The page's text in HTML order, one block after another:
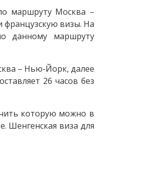
маршруту Москва –
французскую визы. На
данному маршруту
– Нью-Йорк, далее
26 часов без
которую можно в
Шенгенская виза для